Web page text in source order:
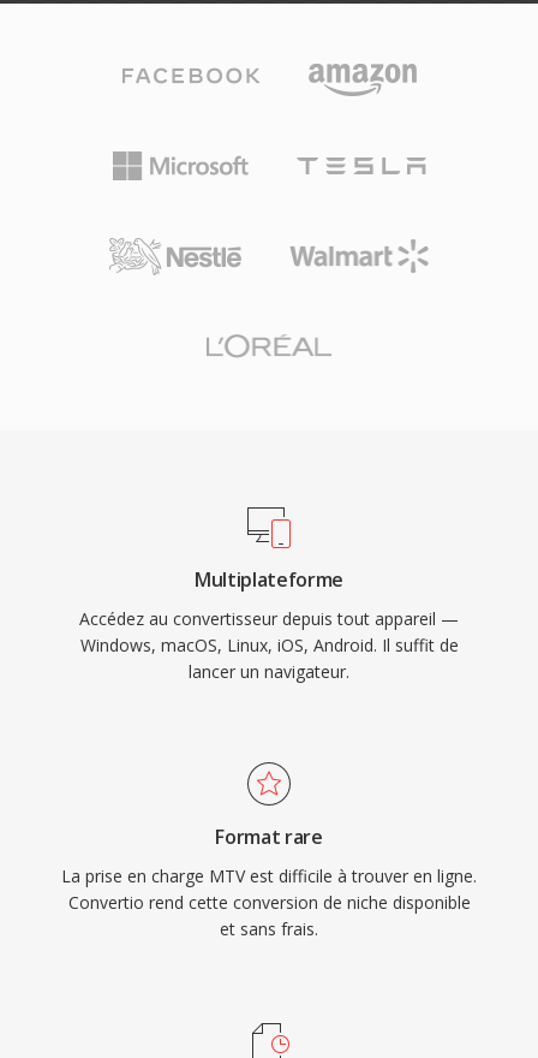
Multiplateforme
Accédez au convertisseur depuis tout appareil —
Windows, macOS, Linux, iOS, Android. Il suffit de
lancer un navigateur.
Format rare
La prise en charge MTV est difficile à trouver en ligne.
Convertio rend cette conversion de niche disponible
et sans frais.